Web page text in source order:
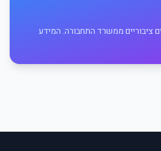
ציבוריים ממשרד התחבורה. המידע